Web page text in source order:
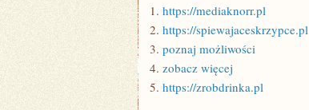
1. https://mediaknorr.pl
2. https://spiewajaceskrzypce.pl
3. poznaj możliwości
4. zobacz więcej
5. https://zrobdrinka.pl